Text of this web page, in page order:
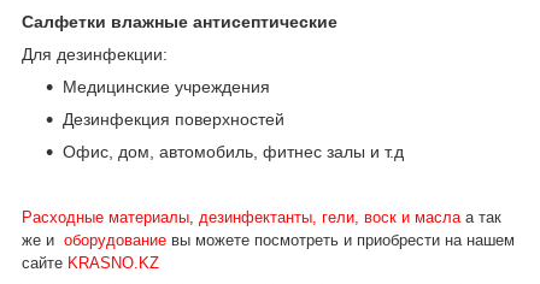
Салфетки влажные антисептические
Для дезинфекции:
Медицинские учреждения
Дезинфекция поверхностей
Офис, дом, автомобиль, фитнес залы и т.д
Расходные материалы дезинфектанты, гели, воск и масла а так
же и оборудование вы можете посмотреть и приобрести на нашем
сайте KRASNO.KZ